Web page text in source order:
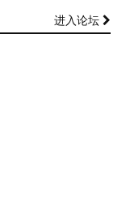
进入论坛